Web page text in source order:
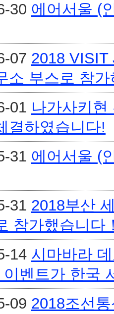
30 에어서울 (
07 2018 VISIT
소 부스로 참
01 나가사키
결하였습니다!
31 에어서울 (
31 2018부산
참가했습니다
14 시마바라
벤트가 한국
09 2018조선